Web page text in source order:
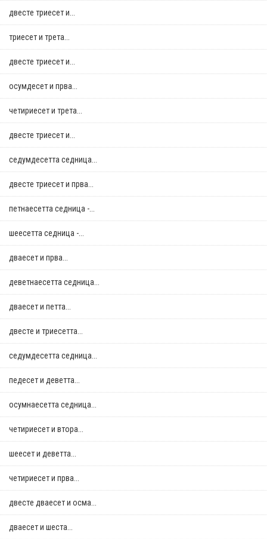
двестe триесет и...
триесет и трета...
двестe триесет и...
осумдесет и прва...
четириесет и трета...
двестe триесет и...
седумдесетта седница...
двестe триесет и прва...
петнаесетта седница -...
шеесетта седница -...
дваесет и прва...
деветнаесетта седница...
дваесет и петта...
двестe и триесетта...
седумдесетта седница...
педесет и деветта...
осумнaесетта седница...
четириесет и втора...
шеесет и деветта...
четириесет и прва...
двестe дваесет и осма...
дваесет и шеста...